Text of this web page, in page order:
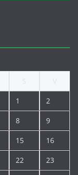
1 2
8 9
15 16
22 23